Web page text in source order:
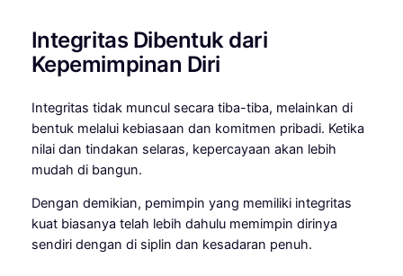
Integritas Dibentuk dari
Kepemimpinan Diri
Integritas tidak muncul secara tiba-tiba, melainkan di
bentuk melalui kebiasaan dan komitmen pribadi. Ketika
nilai dan tindakan selaras, kepercayaan akan lebih
mudah di bangun.
Dengan demikian, pemimpin yang memiliki integritas
kuat biasanya telah lebih dahulu memimpin dirinya
sendiri dengan di siplin dan kesadaran penuh.